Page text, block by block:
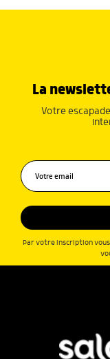
La
Votre
Par votre inscription